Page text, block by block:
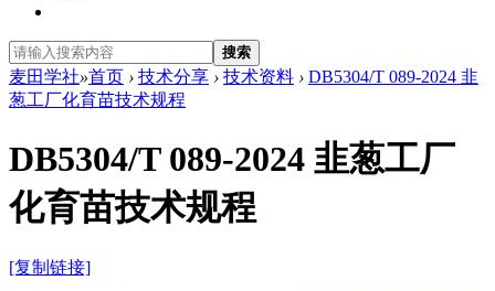
搜索
麦田学社»首页 › 技术分享 › 技术资料 › DB5304/T 089-2024 韭
葱工厂化育苗技术规程
DB5304/T 089-2024 韭葱工厂
化育苗技术规程
[复制链接]